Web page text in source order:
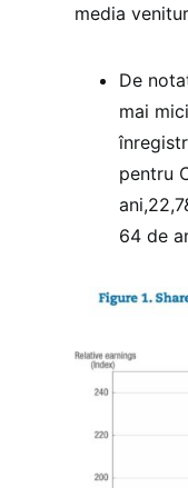
media
De
mai
pentru
64 de